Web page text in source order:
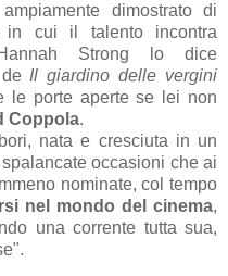
dimostrato di
cui il talento incontra
Strong lo dice
Il giardino delle vergini
le porte aperte se lei non
Coppola.
nata e cresciuta in un
occasioni che ai
nominate, col tempo
nel mondo del cinema,
una corrente tutta sua,